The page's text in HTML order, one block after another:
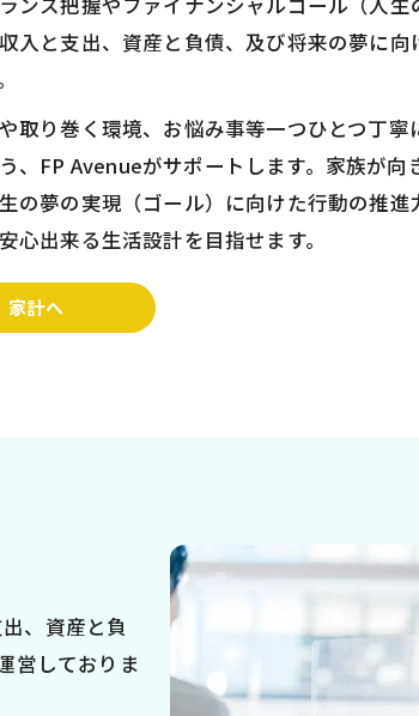
収入と支出、資産と負債、及び将来の夢に
取り巻く環境、お悩み事等一つひとつ丁
、FP Avenueがサポートします。家族が向
の夢の実現（ゴール）に向けた行動の推
心出来る生活設計を目指せます。
家計へ
、資産と負
営しておりま